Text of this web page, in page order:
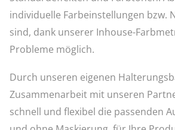
individuelle Farbeinstellungen bzw.
sind, dank unserer Inhouse-
Probleme möglich.
Durch unseren eigenen
Zusammenarbeit mit unseren
schnell und flexibel die passenden